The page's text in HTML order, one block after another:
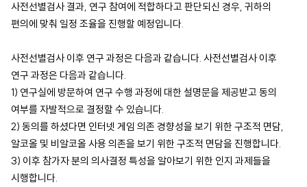
사전선별검사 결과, 연구 참여에 적합하다고 판단되신 경우, 귀하의
편의에 맞춰 일정 조율을 진행할 예정입니다.
사전선별검사 이후 연구 과정은 다음과 같습니다. 사전선별검사 이후
연구 과정은 다음과 같습니다.
1) 연구실에 방문하여 연구 수행 과정에 대한 설명문을 제공받고 동의
여부를 자발적으로 결정할 수 있습니다.
2) 동의를 하셨다면 인터넷 게임 의존 경향성을 보기 위한 구조적 면담,
알코올 및 비알코올 사용 의존을 보기 위한 구조적 면담을 진행합니다.
3) 이후 참가자 분의 의사결정 특성을 알아보기 위한 인지 과제들을
시행합니다.